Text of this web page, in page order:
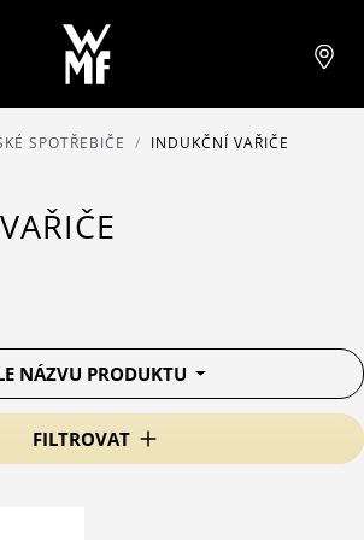
SPOTŘEBIČE INDUKČNÍ VAŘIČE
FILTROVAT
NÁZVU PRODUKTU